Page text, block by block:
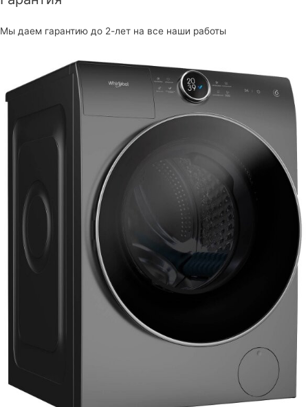
Мы даем гарантию до 2-лет на все наши работы